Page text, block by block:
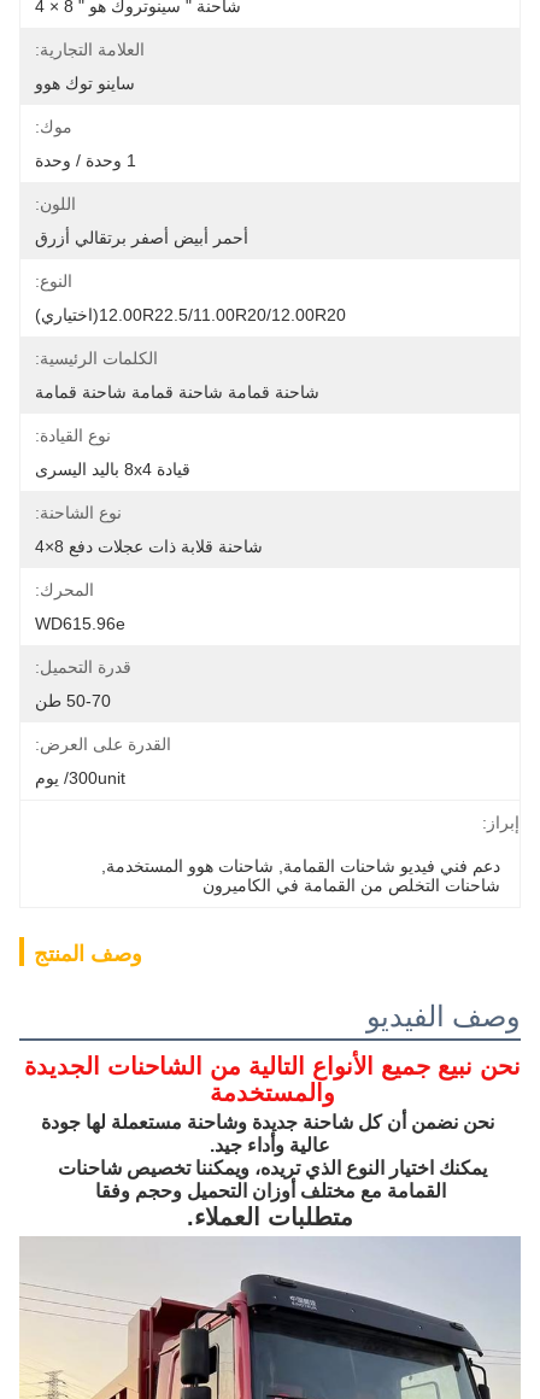
شاحنة " سينوتروك هو " 8 × 4
العلامة التجارية:
ساينو توك هوو
موك:
1 وحدة / وحدة
اللون:
أحمر أبيض أصفر برتقالي أزرق
النوع:
12.00R22.5/11.00R20/12.00R20(اختياري)
الكلمات الرئيسية:
شاحنة قمامة شاحنة قمامة شاحنة قمامة
نوع القيادة:
قيادة 8x4 باليد اليسرى
نوع الشاحنة:
شاحنة قلابة ذات عجلات دفع 8×4
المحرك:
WD615.96e
قدرة التحميل:
50-70 طن
القدرة على العرض:
300unit/ يوم
إبراز:
دعم فني فيديو شاحنات القمامة شاحنات هوو المستخدمة
شاحنات التخلص من القمامة في الكاميرون
وصف المنتج
وصف الفيديو
والمستخدمة
عالية وأداء جيد.
القمامة مع مختلف أوزان التحميل وحجم وفقا
متطلبات العملاء.